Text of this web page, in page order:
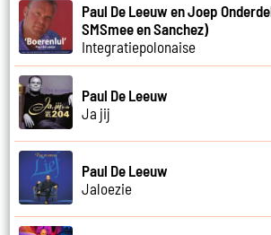
Paul De Leeuw en Joep
SMSmee en Sanchez)
Integratiepolonaise
Paul De Leeuw
Ja jij
Paul De Leeuw
Jaloezie